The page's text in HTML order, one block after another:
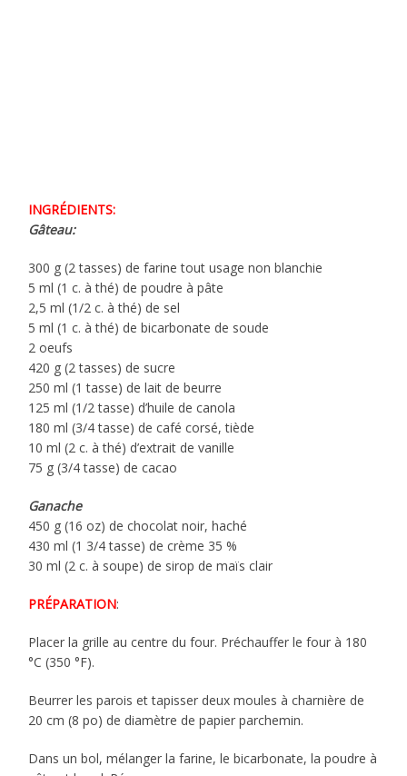
INGRÉDIENTS:
Gâteau:
300 g (2 tasses) de farine tout usage non blanchie
5 ml (1 c. à thé) de poudre à pâte
2,5 ml (1/2 c. à thé) de sel
5 ml (1 c. à thé) de bicarbonate de soude
2 oeufs
420 g (2 tasses) de sucre
250 ml (1 tasse) de lait de beurre
125 ml (1/2 tasse) d’huile de canola
180 ml (3/4 tasse) de café corsé, tiède
10 ml (2 c. à thé) d’extrait de vanille
75 g (3/4 tasse) de cacao
Ganache
450 g (16 oz) de chocolat noir, haché
430 ml (1 3/4 tasse) de crème 35 %
30 ml (2 c. à soupe) de sirop de maïs clair
PRÉPARATION:
Placer la grille au centre du four. Préchauffer le four à 180
°C (350 °F).
Beurrer les parois et tapisser deux moules à charnière de
20 cm (8 po) de diamètre de papier parchemin.
Dans un bol, mélanger la farine, le bicarbonate, la poudre à